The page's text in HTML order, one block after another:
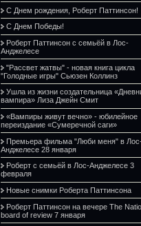
С Днем рождения, Роберт Паттинсон!
С Днем Победы!
Роберт Паттинсон с семьёй в Лос-
Анджелесе
"Рассвет жатвы" - новая книга цикла
"Голодные игры" Сьюзен Коллинз
Ушла из жизни создательница
вампира» Лиза Джейн Смит
«Вампиры живут вечно» - юбилейное
переиздание «Сумеречной саги»
Премьера фильма "Люби меня" в
Анджелесе 28 января
Роберт с семьёй в Лос-Анджелесе 3
февраля
Новые снимки Роберта Паттинсона
Роберт Паттинсон на вечере The
board of review 7 января